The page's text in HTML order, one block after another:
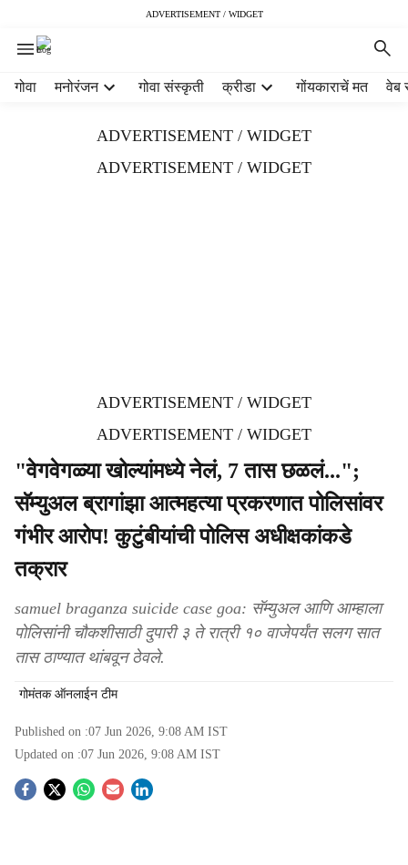
ADVERTISEMENT / WIDGET
गोवा मनोरंजन गोवा संस्कृती क्रीडा गोंयकाराचें मत वेब
ADVERTISEMENT / WIDGET
ADVERTISEMENT / WIDGET
ADVERTISEMENT / WIDGET
ADVERTISEMENT / WIDGET
"वेगवेगळ्या खोल्यांमध्ये नेलं, 7 तास छळलं...";
सॅम्युअल ब्रागांझा आत्महत्या प्रकरणात पोलिसांवर
गंभीर आरोप! कुटुंबीयांची पोलिस अधीक्षकांकडे
तक्रार
samuel braganza suicide case goa: सॅम्युअल आणि आम्हाला
पोलिसांनी चौकशीसाठी दुपारी ३ ते रात्री १० वाजेपर्यंत सलग सात
तास ठाण्यात थांबवून ठेवले.
गोमंतक ऑनलाईन टीम
Published on :07 Jun 2026, 9:08 AM IST
Updated on :07 Jun 2026, 9:08 AM IST
S